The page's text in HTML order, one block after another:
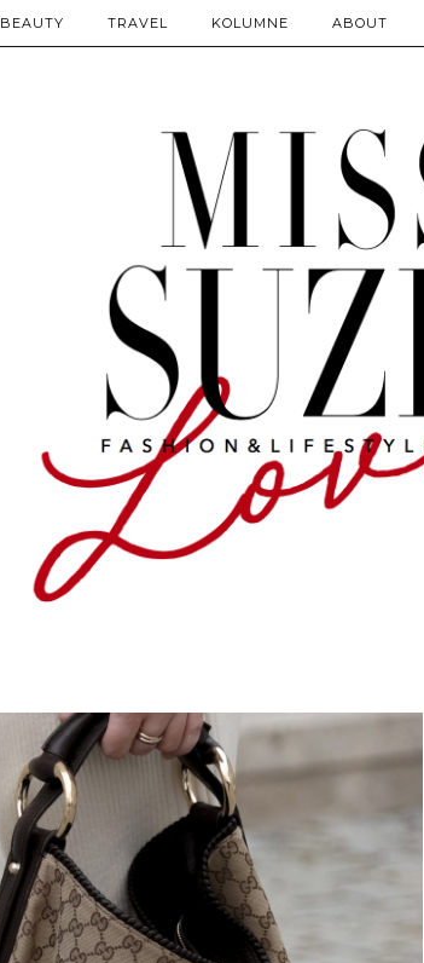
BEAUTY TRAVEL KOLUMNE ABOUT